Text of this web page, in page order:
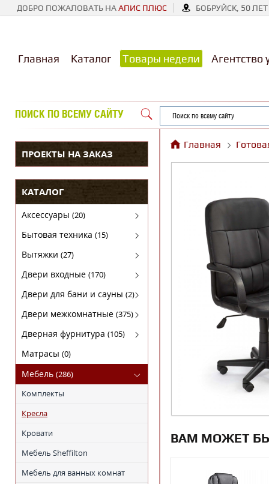
ДОБРО ПОЖАЛОВАТЬ НААПИС ПЛЮС БОБРУЙСК, 50
Главная Каталог Товары недели Агентство
ПОИСК ПО ВСЕМУ САЙТУ
ПРОЕКТЫ НА ЗАКАЗ
КАТАЛОГ
Аксессуары (20)
Аксессуары для бытовой техники
Бытовая техника (15)
Духовые шкафы
Кофемашины
Микроволновки
Поверхности газовые
Поверхности электрические
Холодильники
Вытяжки (27)
FABER
KRONA
SHINDO
TEKA
Двери входные (170)
Luxor(Люксор)
Гарда
МагнаБел
ПРОМЕТ
Сталлер
Двери для бани и сауны (2)
Двери для бани
Двери межкомнатные (375)
Амати
Бона
Двери из массива ольхи
Массив сосны
Экошпон STARK
Экошпон DEFORM
Экошпон PORTAS
ЭКОШПОН СЕРИЯ "F"
Дверная фурнитура (105)
Arni (Арни)
Arni Lux
Lockit (Локит)
VELA (ВЕЛА)
Нора-M
Матрасы (0)
Мебель (286)
Комплекты
Кресла
Кровати
Мебель Sheffilton
Мебель для ванных комнат
Главная
ВАМ МОЖЕТ